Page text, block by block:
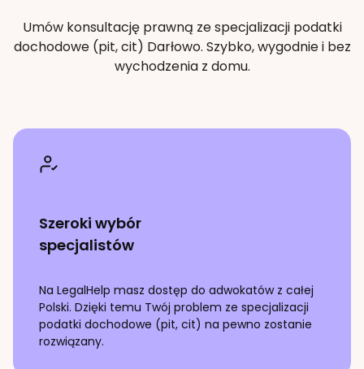
Umów konsultację prawną ze specjalizacji podatki
dochodowe (pit, cit) Darłowo. Szybko, wygodnie i bez
wychodzenia z domu.
Szeroki wybór
specjalistów
Na LegalHelp masz dostęp do adwokatów z całej
Polski. Dzięki temu Twój problem ze specjalizacji
podatki dochodowe (pit, cit) na pewno zostanie
rozwiązany.